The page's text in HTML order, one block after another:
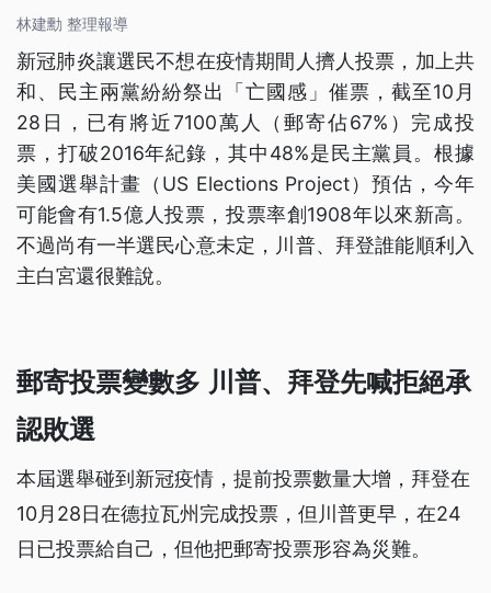
林建勳 整理報導
新冠肺炎讓選民不想在疫情期間人擠人投票，加上共
和、民主兩黨紛紛祭出「亡國感」催票，截至10月
28日，已有將近7100萬人（郵寄佔67%）完成投
票，打破2016年紀錄，其中48%是民主黨員。根據
美國選舉計畫（US Elections Project）預估，今年
可能會有1.5億人投票，投票率創1908年以來新高。
不過尚有一半選民心意未定，川普、拜登誰能順利入
主白宮還很難說。
郵寄投票變數多 川普、拜登先喊拒絕承
認敗選
本屆選舉碰到新冠疫情，提前投票數量大增，拜登在
10月28日在德拉瓦州完成投票，但川普更早，在24
日已投票給自己，但他把郵寄投票形容為災難。